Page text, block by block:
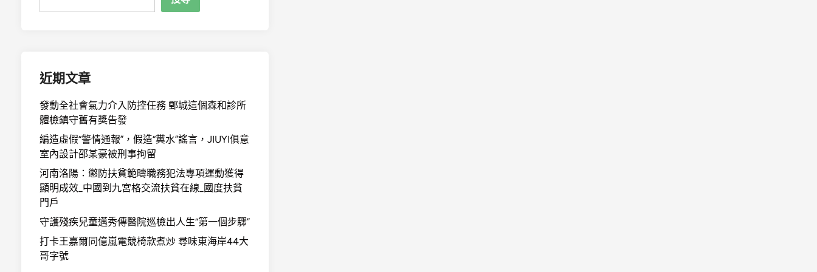
近期文章
發動全社會氣力介入防控任務 鄄城這個森和診所
體檢鎮守舊有獎告發
編造虛假“警情通報”，假造“糞水”謠言，JIUYI俱意
室內設計邵某豪被刑事拘留
河南洛陽：懲防扶貧範疇職務犯法專項運動獲得
顯明成效_中國到九宮格交流扶貧在線_國度扶貧
門戶
守護殘疾兒童邁秀傳醫院巡檢出人生“第一個步驟”
打卡王嘉爾同億嵐電競椅款煮炒 尋味東海岸44大
哥字號